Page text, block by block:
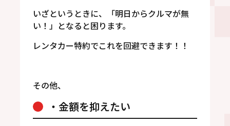
いざというときに、「明日からクルマが無
い！」となると困ります。
レンタカー特約でこれを回避できます！！
その他、
・金額を抑えたい